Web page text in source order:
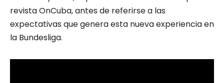
revista OnCuba, antes de referirse a las
expectativas que genera esta nueva experiencia en
la Bundesliga.